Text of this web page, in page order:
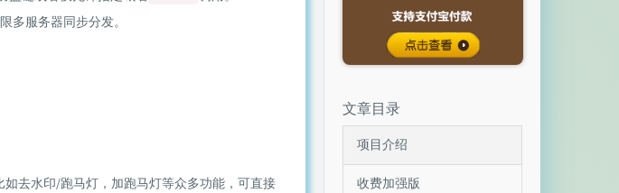
多服务器同步分发。
去水印/跑马灯，加跑马灯等众多功能，可直接
文章目录
项目介绍
收费加强版